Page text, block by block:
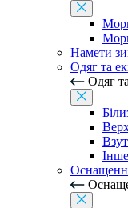
Намети
Одяг та
Одяг